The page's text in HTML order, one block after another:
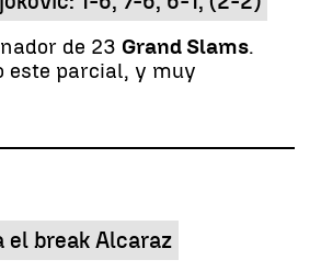
de 23 Grand Slams.
este parcial, y muy
el break Alcaraz